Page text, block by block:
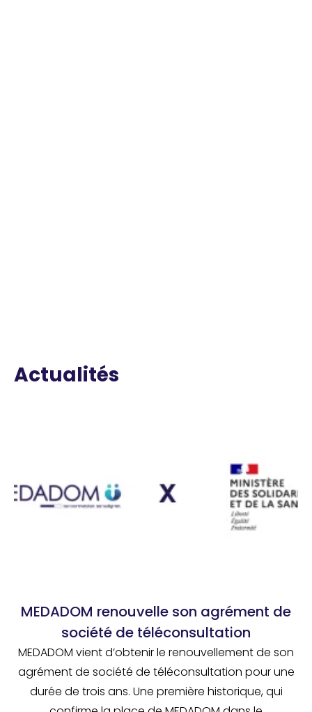
Actualités
MEDADOM renouvelle son agrément de
société de téléconsultation
MEDADOM vient d’obtenir le renouvellement de son
agrément de société de téléconsultation pour une
durée de trois ans. Une première historique, qui